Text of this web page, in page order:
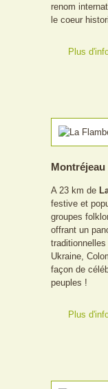
renom
le coeur
Plus
A 23 km de
festive et
groupes
offrant un
traditionnelles
Ukraine,
façon de
peuples !
Plus